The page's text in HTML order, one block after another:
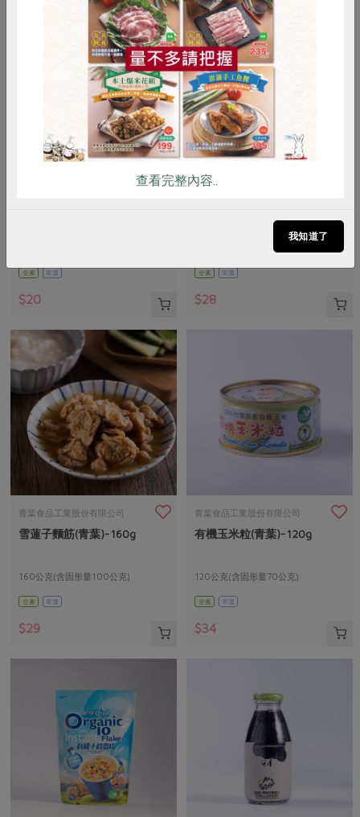
全素 常溫
$20
青葉食品工業股份有限公司
160公克(含固形量100公克)
全素 常溫
$28
青葉食品工業股份有限公司
雪蓮子麵筋(青葉)-160g
160公克(含固形量100公克)
全素 常溫
$29
青葉食品工業股份有限公司
有機玉米粒(青葉)-120g
120公克(含固形量70公克)
全素 常溫
$34
RPET 食譜 減硝酸鹽
雞蛋 食安 共同購買
查看完整內容..
我知道了